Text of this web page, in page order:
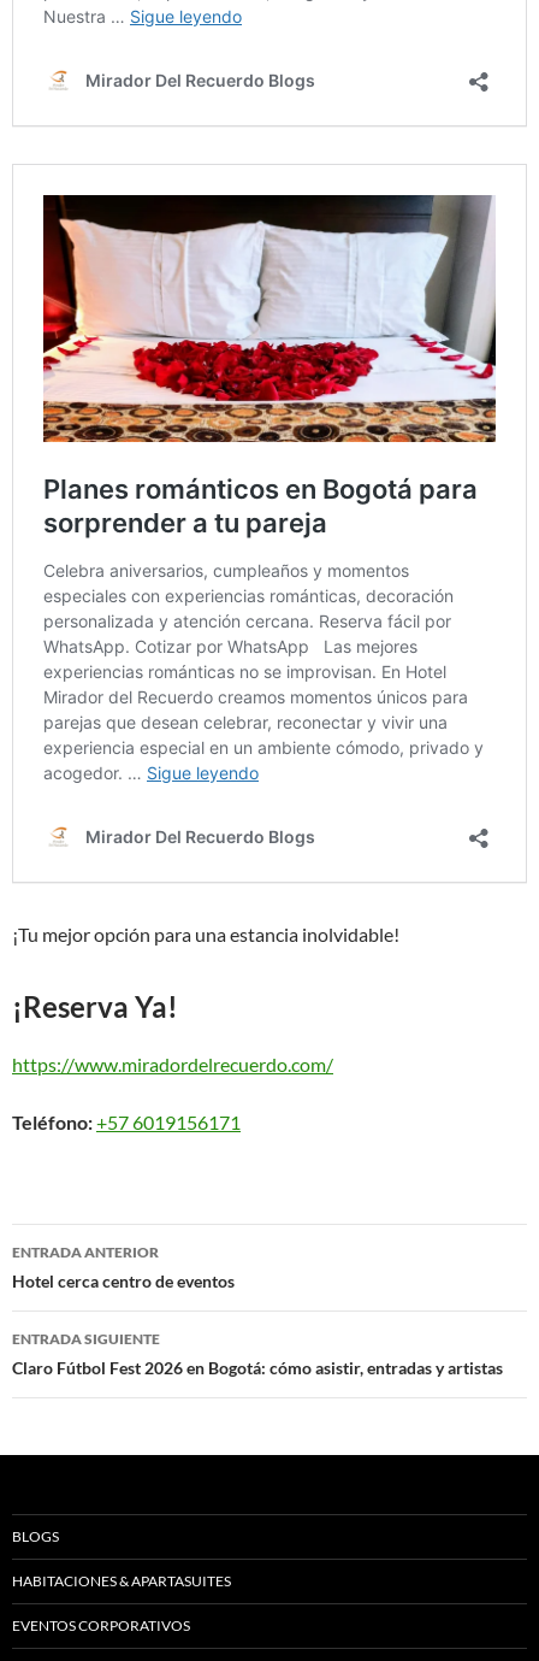
¡Tu mejor opción para una estancia inolvidable!
¡Reserva Ya!
https://www.miradordelrecuerdo.com/
Teléfono:+57 6019156171
Navegación
de
entradas
ENTRADA ANTERIOR
Hotel cerca centro de eventos
ENTRADA SIGUIENTE
Claro Fútbol Fest 2026 en Bogotá: cómo asistir, entradas y artistas
BLOGS
HABITACIONES & APARTASUITES
EVENTOS CORPORATIVOS